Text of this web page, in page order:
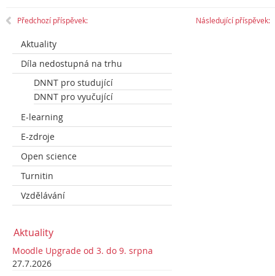
Předchozí příspěvek: Následující příspěvek:
Aktuality
Díla nedostupná na trhu
DNNT pro studující
DNNT pro vyučující
E-learning
E-zdroje
Open science
Turnitin
Vzdělávání
Aktuality
Moodle Upgrade od 3. do 9. srpna
27.7.2026